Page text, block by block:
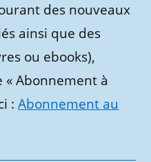
des nouveaux
ainsi que des
ou ebooks),
« Abonnement à
:Abonnement au